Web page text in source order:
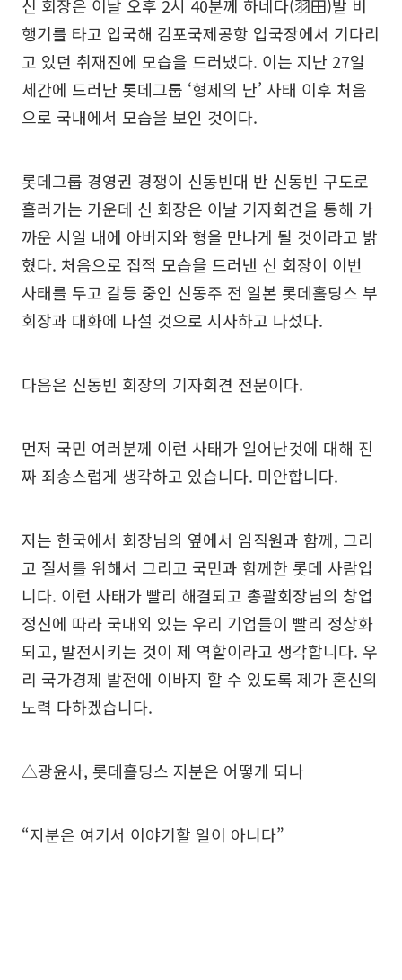
신 회장은 이날 오후 2시 40분께 하네다(羽田)발 비
행기를 타고 입국해 김포국제공항 입국장에서 기다리
고 있던 취재진에 모습을 드러냈다. 이는 지난 27일
세간에 드러난 롯데그룹 ‘형제의 난’ 사태 이후 처음
으로 국내에서 모습을 보인 것이다.
롯데그룹 경영권 경쟁이 신동빈대 반 신동빈 구도로
흘러가는 가운데 신 회장은 이날 기자회견을 통해 가
까운 시일 내에 아버지와 형을 만나게 될 것이라고 밝
혔다. 처음으로 집적 모습을 드러낸 신 회장이 이번
사태를 두고 갈등 중인 신동주 전 일본 롯데홀딩스 부
회장과 대화에 나설 것으로 시사하고 나섰다.
다음은 신동빈 회장의 기자회견 전문이다.
먼저 국민 여러분께 이런 사태가 일어난것에 대해 진
짜 죄송스럽게 생각하고 있습니다. 미안합니다.
저는 한국에서 회장님의 옆에서 임직원과 함께, 그리
고 질서를 위해서 그리고 국민과 함께한 롯데 사람입
니다. 이런 사태가 빨리 해결되고 총괄회장님의 창업
정신에 따라 국내외 있는 우리 기업들이 빨리 정상화
되고, 발전시키는 것이 제 역할이라고 생각합니다. 우
리 국가경제 발전에 이바지 할 수 있도록 제가 혼신의
노력 다하겠습니다.
△광윤사, 롯데홀딩스 지분은 어떻게 되나
“지분은 여기서 이야기할 일이 아니다”